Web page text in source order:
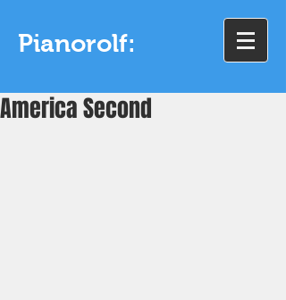
Pianorolf:
America Second